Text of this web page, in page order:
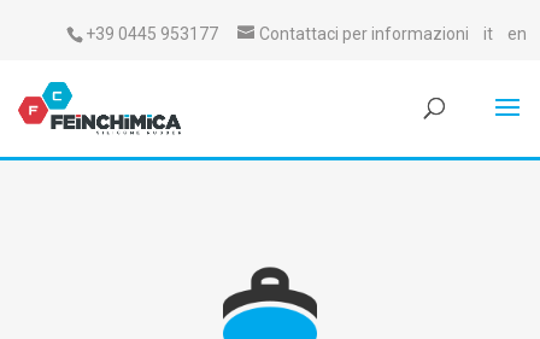
+39 0445 953177 Contattaci per informazioni it en